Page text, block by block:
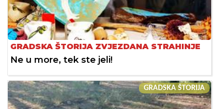
GRADSKA ŠTORIJA ZVJEZDANA STRAHINJE
Ne u more, tek ste jeli!
GRADSKA ŠTORIJA